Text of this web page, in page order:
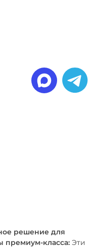
решение для
премиум-класса: Эти